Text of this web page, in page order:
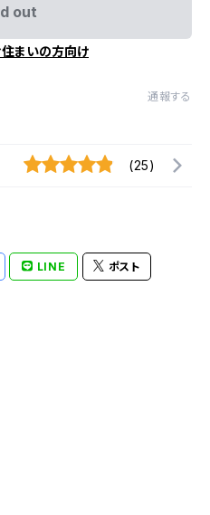
out
まいの方向け
通報する
(25)
LINE ポスト